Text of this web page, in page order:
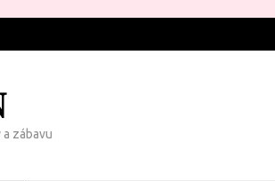
zábavu